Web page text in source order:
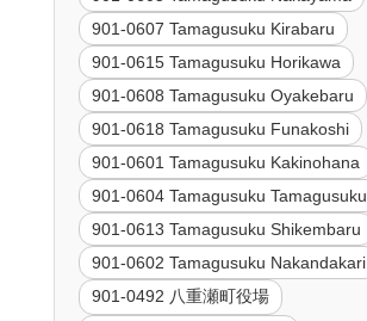
901-0607 Tamagusuku Kirabaru
901-0615 Tamagusuku Horikawa
901-0608 Tamagusuku Oyakebaru
901-0618 Tamagusuku Funakoshi
901-0601 Tamagusuku Kakinohana
901-0604 Tamagusuku Tamagusuku
901-0613 Tamagusuku Shikembaru
901-0602 Tamagusuku Nakandakari
901-0492 八重瀬町役場